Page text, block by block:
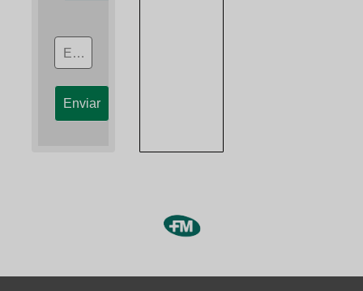
Escribe el código